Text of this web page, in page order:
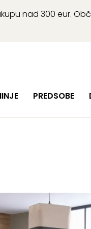
nad 300 eur.
PREDSOBE